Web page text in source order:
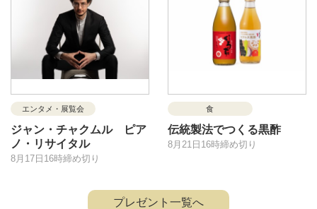
エンタメ・展覧会
ジャン・チャクムル ピア
ノ・リサイタル
8月17日16時締め切り
食
伝統製法でつくる黒酢
8月21日16時締め切り
プレゼント一覧へ